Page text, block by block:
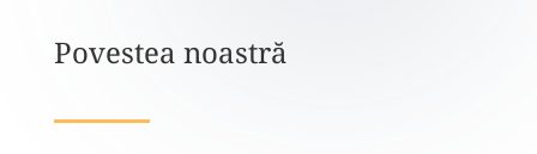
Povestea noastră